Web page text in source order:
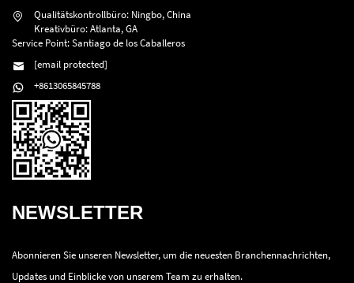
Qualitätskontrollbüro: Ningbo, China
Kreativbüro: Atlanta, GA
Service Point: Santiago de los Caballeros
[email protected]
+8613065845788
NEWSLETTER
Abonnieren Sie unseren Newsletter, um die neuesten Branchennachrichten,
Updates und Einblicke von unserem Team zu erhalten.